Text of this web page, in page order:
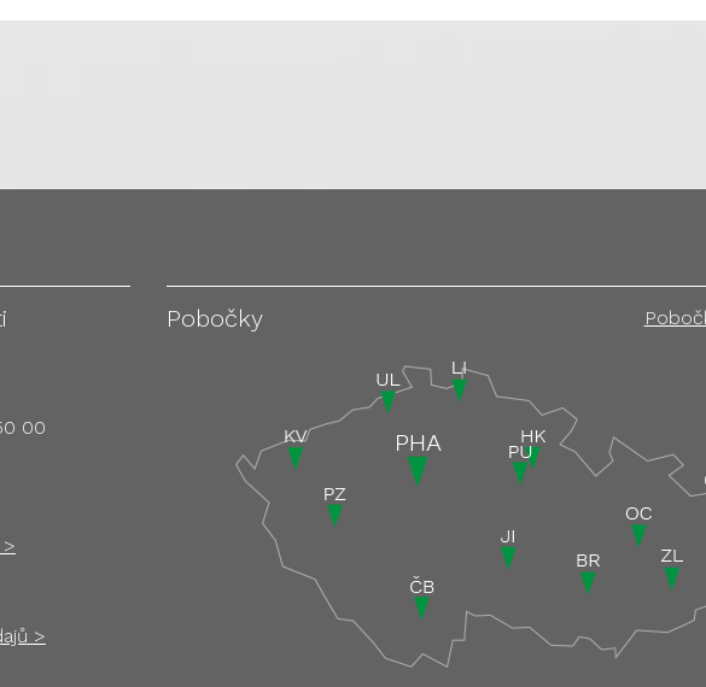
00
>
Pobočky